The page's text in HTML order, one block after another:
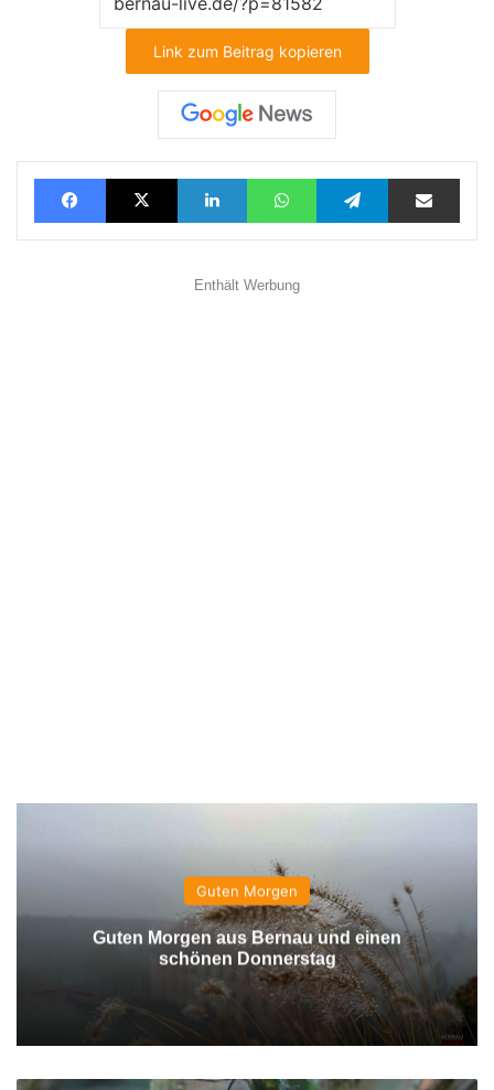
Link zum Beitrag kopieren
FacebookX LinkedInWhatsAppTelegramTeilen via E-Mail
Enthält Werbung
Guten Morgen
Guten Morgen aus Bernau und einen
schönen Donnerstag